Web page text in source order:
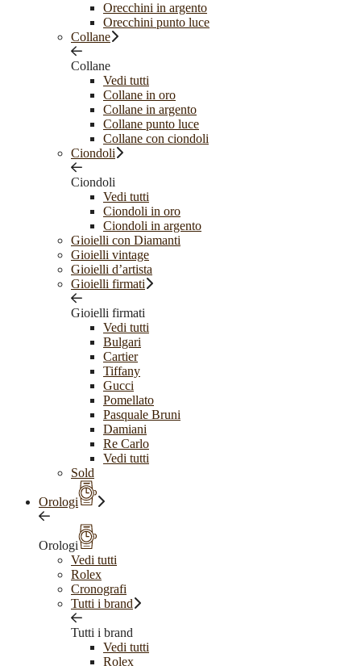
Orecchini in argento
Orecchini punto luce
Collane
Collane
Vedi tutti
Collane in oro
Collane in argento
Collane punto luce
Collane con ciondoli
Ciondoli
Ciondoli
Vedi tutti
Ciondoli in oro
Ciondoli in argento
Gioielli con Diamanti
Gioielli vintage
Gioielli d’artista
Gioielli firmati
Gioielli firmati
Vedi tutti
Bulgari
Cartier
Tiffany
Gucci
Pomellato
Pasquale Bruni
Damiani
Re Carlo
Vedi tutti
Sold
Orologi
Orologi
Vedi tutti
Rolex
Cronografi
Tutti i brand
Tutti i brand
Vedi tutti
Rolex